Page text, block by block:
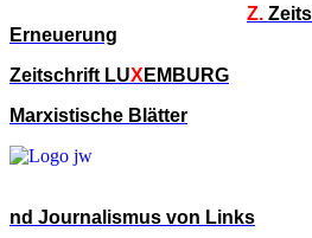
Z.
Erneuerung
Zeitschrift LUX EMBURG
Marxistische Blätter
nd Journalismus von Links